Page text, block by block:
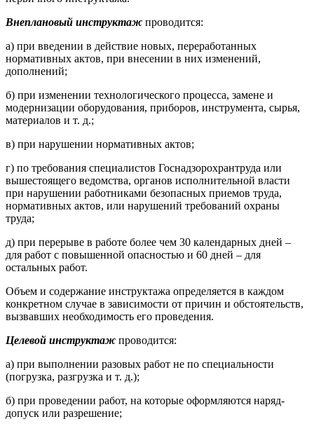
Внеплановый инструктаж проводится:
а) при введении в действие новых, переработанных
нормативных актов, при внесении в них изменений,
дополнений;
б) при изменении технологического процесса, замене и
модернизации оборудования, приборов, инструмента, сырья,
материалов и т. д.;
в) при нарушении нормативных актов;
г) по требования специалистов Госнадзорохрантруда или
вышестоящего ведомства, органов исполнительной власти
при нарушении работниками безопасных приемов труда,
нормативных актов, или нарушений требований охраны
труда;
д) при перерыве в работе более чем 30 календарных дней –
для работ с повышенной опасностью и 60 дней – для
остальных работ.
Объем и содержание инструктажа определяется в каждом
конкретном случае в зависимости от причин и обстоятельств,
вызвавших необходимость его проведения.
Целевой инструктаж проводится:
а) при выполнении разовых работ не по специальности
(погрузка, разгрузка и т. д.);
б) при проведении работ, на которые оформляются наряд-
допуск или разрешение;